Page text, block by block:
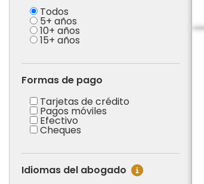
Todos
5+ años
10+ años
15+ años
Formas de pago
Tarjetas de crédito
Pagos móviles
Efectivo
Cheques
Idiomas del abogado